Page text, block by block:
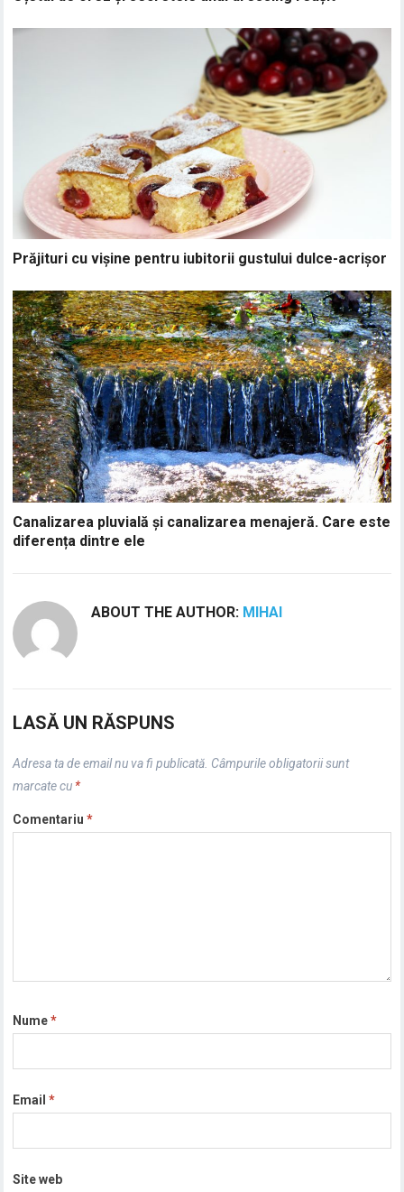
Prăjituri cu vișine pentru iubitorii gustului dulce-acrișor
Canalizarea pluvială și canalizarea menajeră. Care este
diferența dintre ele
ABOUT THE AUTHOR: MIHAI
LASĂ UN RĂSPUNS
Adresa ta de email nu va fi publicată. Câmpurile obligatorii sunt
marcate cu *
Comentariu*
Nume*
Email*
Site web